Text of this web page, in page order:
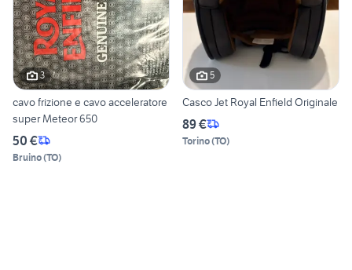
3
cavo frizione e cavo acceleratore
super Meteor 650
50 €
Bruino(TO)
5
Casco Jet Royal Enfield Originale
89 €
Torino(TO)